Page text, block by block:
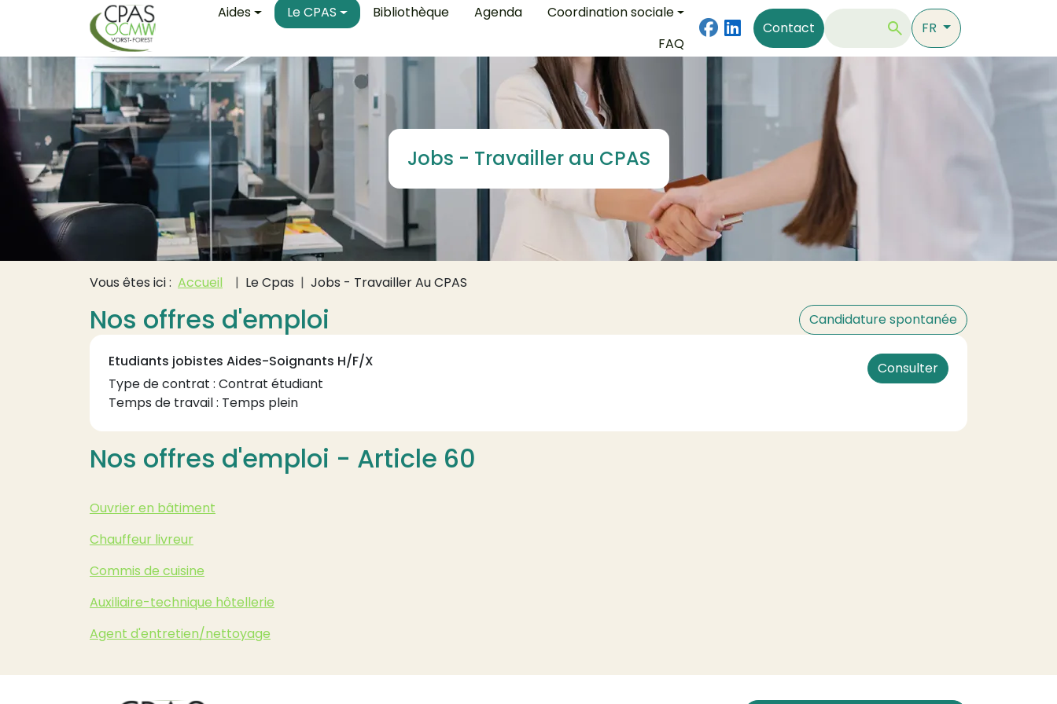
Aller au contenu principal Main navigation
Aides Le CPAS Bibliothèque Agenda
Coordination sociale
FAQ
Contact
Contact Rechercher
FR
Jobs - Travailler au CPAS
Fil d'Ariane
Vous êtes ici : Accueil Le Cpas Jobs - Travailler Au CPAS
Nos offres d'emploi Candidature spontanée
Etudiants jobistes Aides-Soignants H/F/X
Type de contrat : Contrat étudiant
Temps de travail : Temps de travail
Temps plein
Consulter
Nos offres d'emploi - Article 60
Ouvrier en bâtiment
Chauffeur livreur
Commis de cuisine
Auxiliaire-technique hôtellerie
Agent d'entretien/nettoyage